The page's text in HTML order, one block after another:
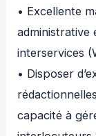
• Excellente
administrative
interservices
• Disposer
capacité à